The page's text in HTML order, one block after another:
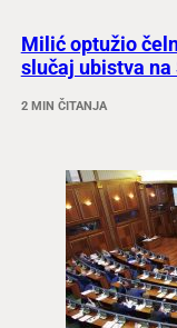
Milić optužio
slučaj ubistva na
2 MIN ČITANJA